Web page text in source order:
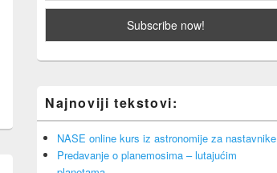
posmatranje
Najnoviji tekstovi:
NASE online kurs iz astronomije za nastavnike
Predavanje o planemosima – lutajućim